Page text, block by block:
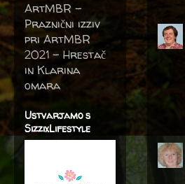
ArtMBR -
Praznični izziv
pri ArtMBR
2021 – Hrestač
in Klarina
omara
Ustvarjamo s
SizzixLifestyle